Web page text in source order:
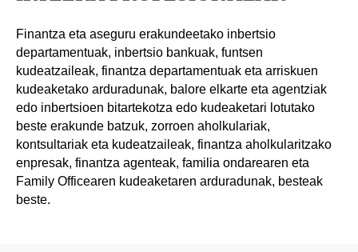
Finantza eta aseguru erakundeetako inbertsio
departamentuak, inbertsio bankuak, funtsen
kudeatzaileak, finantza departamentuak eta arriskuen
kudeaketako arduradunak, balore elkarte eta agentziak
edo inbertsioen bitartekotza edo kudeaketari lotutako
beste erakunde batzuk, zorroen aholkulariak,
kontsultariak eta kudeatzaileak, finantza aholkularitzako
enpresak, finantza agenteak, familia ondarearen eta
Family Officearen kudeaketaren arduradunak, besteak
beste.